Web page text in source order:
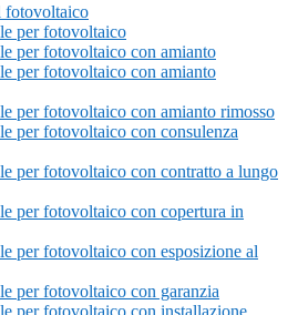
fotovoltaico
per fotovoltaico
per fotovoltaico con amianto
per fotovoltaico con amianto
per fotovoltaico con amianto rimosso
per fotovoltaico con consulenza
per fotovoltaico con contratto a lungo
per fotovoltaico con copertura in
per fotovoltaico con esposizione al
per fotovoltaico con garanzia
per fotovoltaico con installazione